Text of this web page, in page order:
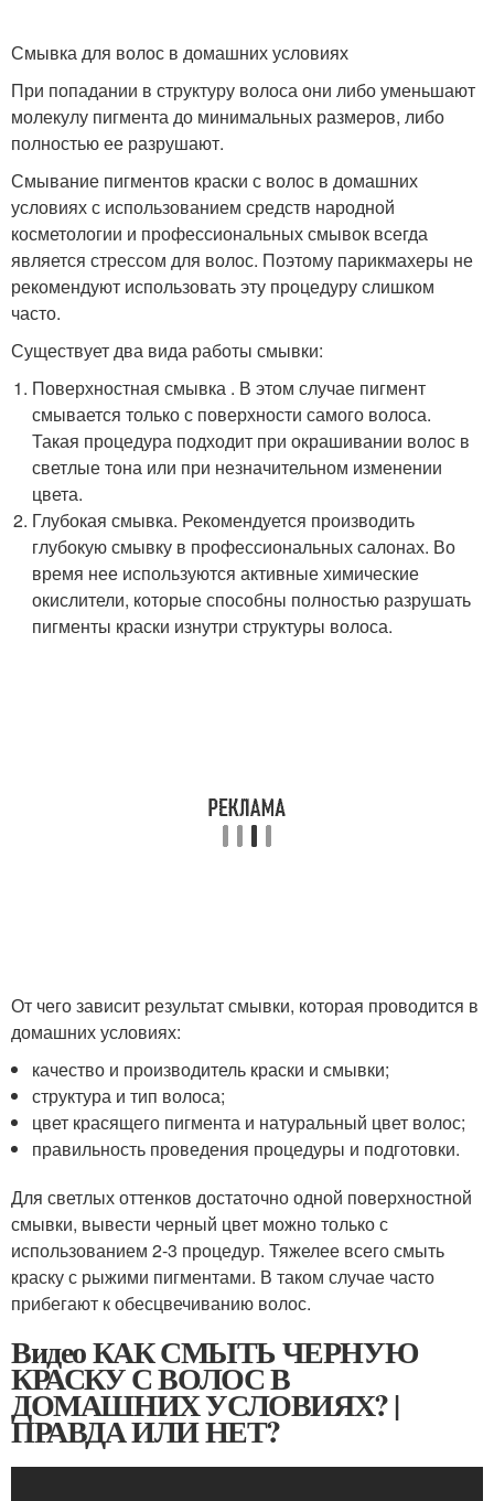
Смывка для волос в домашних условиях
При попадании в структуру волоса они либо уменьшают
молекулу пигмента до минимальных размеров, либо
полностью ее разрушают.
Смывание пигментов краски с волос в домашних
условиях с использованием средств народной
косметологии и профессиональных смывок всегда
является стрессом для волос. Поэтому парикмахеры не
рекомендуют использовать эту процедуру слишком
часто.
Существует два вида работы смывки:
Поверхностная смывка . В этом случае пигмент
смывается только с поверхности самого волоса.
Такая процедура подходит при окрашивании волос в
светлые тона или при незначительном изменении
цвета.
Глубокая смывка. Рекомендуется производить
глубокую смывку в профессиональных салонах. Во
время нее используются активные химические
окислители, которые способны полностью разрушать
пигменты краски изнутри структуры волоса.
От чего зависит результат смывки, которая проводится в
домашних условиях:
качество и производитель краски и смывки;
структура и тип волоса;
цвет красящего пигмента и натуральный цвет волос;
правильность проведения процедуры и подготовки.
Для светлых оттенков достаточно одной поверхностной
смывки, вывести черный цвет можно только с
использованием 2-3 процедур. Тяжелее всего смыть
краску с рыжими пигментами. В таком случае часто
прибегают к обесцвечиванию волос.
Видео КАК СМЫТЬ ЧЕРНУЮ
КРАСКУ С ВОЛОС В
ДОМАШНИХ УСЛОВИЯХ? |
ПРАВДА ИЛИ НЕТ?